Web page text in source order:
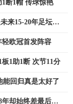
断1帽 传球惊艳
来15-20年足坛王
轻欧冠首发阵容
1助1断 次节11分
能回归真是太好了
却始终差最后一